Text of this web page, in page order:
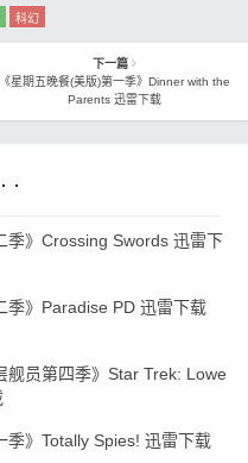
科幻
下一篇
《星期五晚餐(美版)第一季》Dinner with the
Parents 迅雷下载
·
季》Crossing Swords 迅雷下
季》Paradise PD 迅雷下载
舰员第四季》Star Trek: Lowe
季》Totally Spies! 迅雷下载